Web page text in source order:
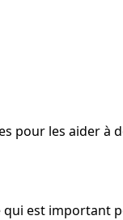
pour les aider
est